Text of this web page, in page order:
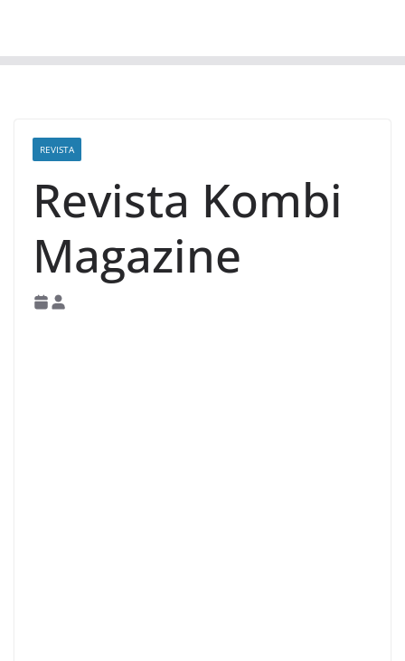
REVISTA
Revista Kombi
Magazine